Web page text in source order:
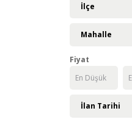
İlçe
Mahalle
Fiyat
İlan Tarihi